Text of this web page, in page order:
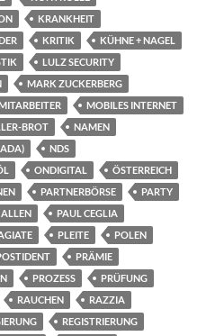
KRANKHEIT
KRITIK
KÜHNE + NAGEL
LULZ SECURITY
MARK ZUCKERBERG
MOBILES INTERNET
BROT
NAMEN
NDS
ONDIGITAL
ÖSTERREICH
PARTNERBÖRSE
PARTY
PAUL CEGLIA
PLEITE
POLEN
PRÄMIE
PROZESS
PRÜFUNG
RAUCHEN
RAZZIA
REGISTRIERUNG